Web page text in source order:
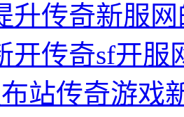
升传奇新服
开传奇sf开服
站传奇游戏